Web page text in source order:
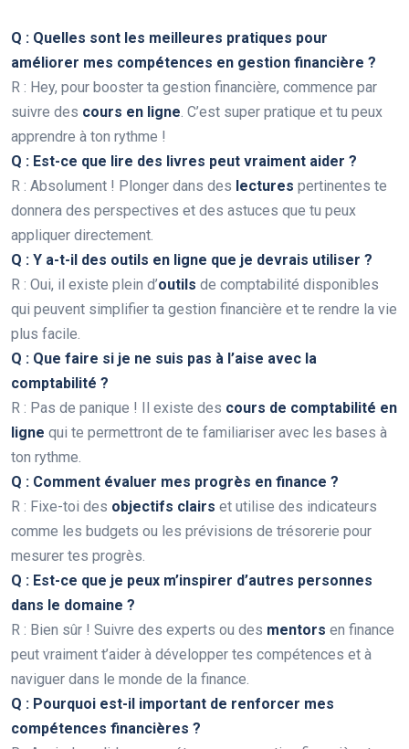
Q : Quelles sont les meilleures pratiques pour
améliorer mes compétences en gestion financière ?
R : Hey, pour booster ta gestion financière, commence par
suivre des cours en ligne. C’est super pratique et tu peux
apprendre à ton rythme !
Q : Est-ce que lire des livres peut vraiment aider ?
R : Absolument ! Plonger dans des lectures pertinentes te
donnera des perspectives et des astuces que tu peux
appliquer directement.
Q : Y a-t-il des outils en ligne que je devrais utiliser ?
R : Oui, il existe plein d’outils de comptabilité disponibles
qui peuvent simplifier ta gestion financière et te rendre la vie
plus facile.
Q : Que faire si je ne suis pas à l’aise avec la
comptabilité ?
R : Pas de panique ! Il existe des cours de comptabilité en
ligne qui te permettront de te familiariser avec les bases à
ton rythme.
Q : Comment évaluer mes progrès en finance ?
R : Fixe-toi des objectifs clairs et utilise des indicateurs
comme les budgets ou les prévisions de trésorerie pour
mesurer tes progrès.
Q : Est-ce que je peux m’inspirer d’autres personnes
dans le domaine ?
R : Bien sûr ! Suivre des experts ou des mentors en finance
peut vraiment t’aider à développer tes compétences et à
naviguer dans le monde de la finance.
Q : Pourquoi est-il important de renforcer mes
compétences financières ?